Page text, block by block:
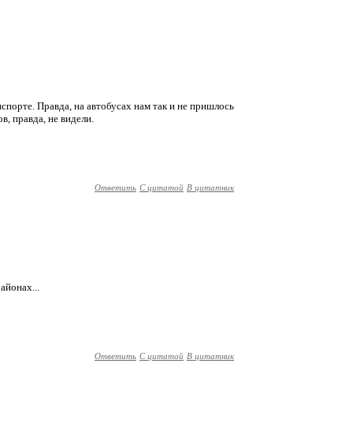
Правда, на автобусах нам так и не пришлось
правда, не видели.
Ответить С цитатой В цитатник
Ответить С цитатой В цитатник